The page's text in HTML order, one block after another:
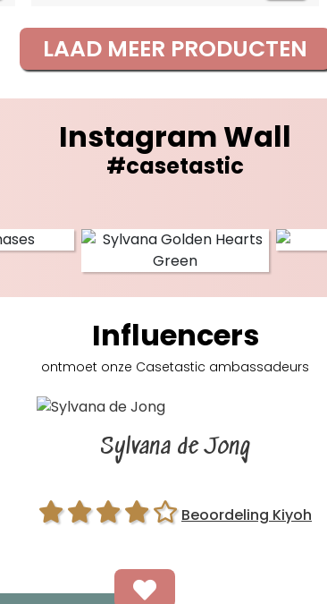
LAAD MEER PRODUCTEN
Instagram Wall
#casetastic
Influencers
ontmoet onze Casetastic ambassadeurs
Sylvana de Jong
Beoordeling Kiyoh